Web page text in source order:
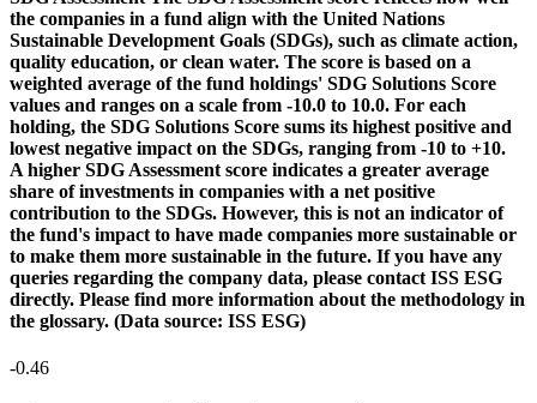
the companies in a fund align with the United Nations
Sustainable Development Goals (SDGs), such as climate action,
quality education, or clean water. The score is based on a
weighted average of the fund holdings' SDG Solutions Score
values and ranges on a scale from -10.0 to 10.0. For each
holding, the SDG Solutions Score sums its highest positive and
lowest negative impact on the SDGs, ranging from -10 to +10.
A higher SDG Assessment score indicates a greater average
share of investments in companies with a net positive
contribution to the SDGs. However, this is not an indicator of
the fund's impact to have made companies more sustainable or
to make them more sustainable in the future. If you have any
queries regarding the company data, please contact ISS ESG
directly. Please find more information about the methodology in
the glossary. (Data source: ISS ESG)
-0.46